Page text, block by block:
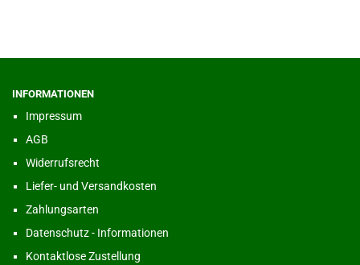
INFORMATIONEN
Impressum
AGB
Widerrufsrecht
Liefer- und Versandkosten
Zahlungsarten
Datenschutz - Informationen
Kontaktlose Zustellung